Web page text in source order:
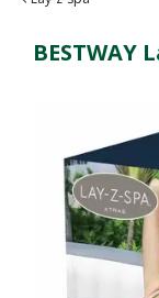
BESTWAY